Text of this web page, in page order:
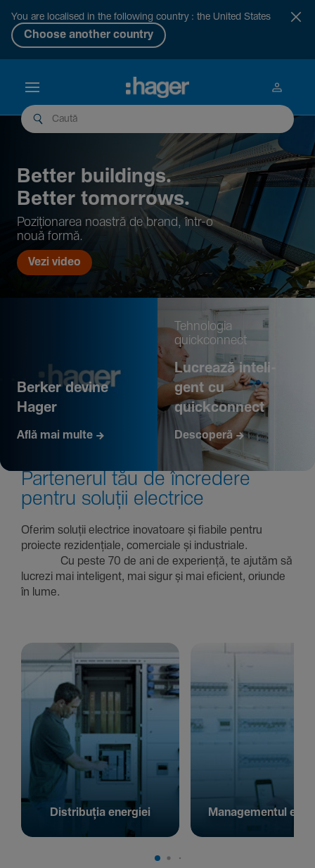
You are localised in the following country : the United States
Choose another country
Better buil­dings.
Better tomor­rows.
Pozi­țio­narea noastră de brand, într-o
nouă formă.
Vezi video
Berker devine
Hager
Află mai multe
Tehno­logia
quickconnect
Lucrează inte­li­
gent cu
quickconnect
Descoperă
Parte­nerul tău de încre­dere
pentru soluții electrice
Oferim soluții electrice inova­toare și fiabile pentru
proiecte rezi­den­țiale, comer­ciale și indus­triale.
Cu peste 70 de ani de expe­riență, te ajutăm să
lucrezi mai inte­li­gent, mai sigur și mai eficient, oriunde
în lume.
Distribuția energiei Managementul